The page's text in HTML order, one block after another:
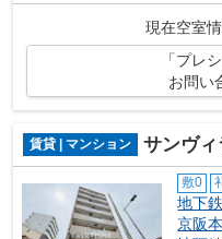
件は、落ち着きのある室内が魅力
現在空室
「プレ
お問い
賃貸 | マンション サンヴィ
敷0
地下
京阪